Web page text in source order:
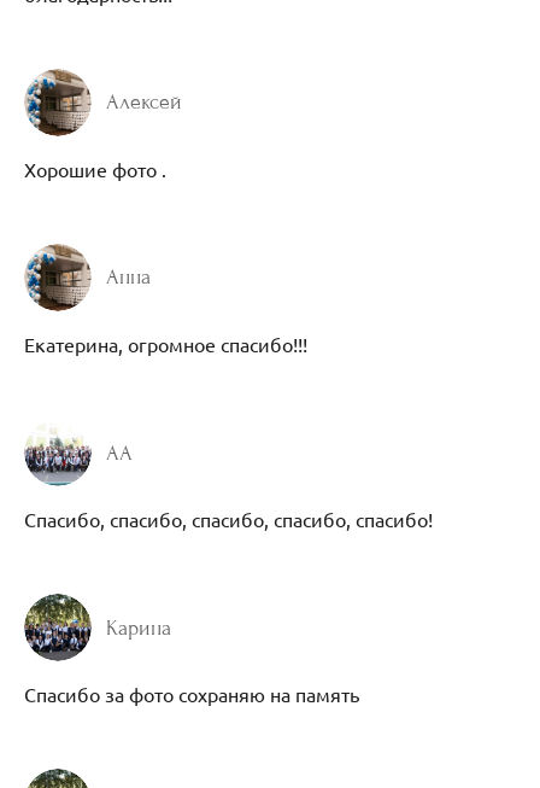
Алексей
Хорошие фото .
Анна
Екатерина, огромное спасибо!!!
АА
Спасибо, спасибо, спасибо, спасибо, спасибо!
Карина
Спасибо за фото сохраняю на память